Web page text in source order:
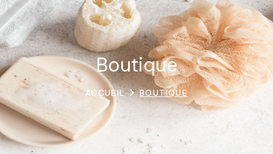
Boutique
ACCUEIL BOUTIQUE